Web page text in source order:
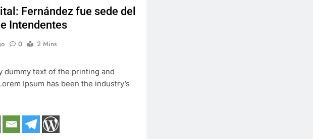
Fernández fue sede del
Intendentes
0 2 Mins
dummy text of the printing and
Ipsum has been the industry’s